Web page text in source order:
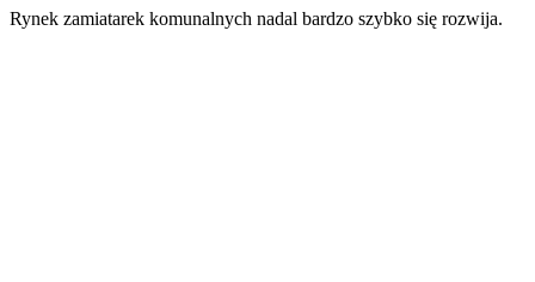
Rynek zamiatarek komunalnych nadal bardzo szybko się rozwija.